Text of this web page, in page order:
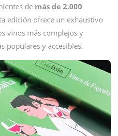
de más de 2.000
edición ofrece un exhaustivo
vinos más complejos y
populares y accesibles.